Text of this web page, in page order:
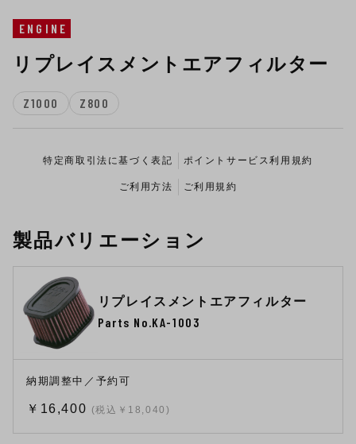
ENGINE
リプレイスメントエアフィルター
Z1000 Z800
特定商取引法に基づく表記 ポイントサービス利用規約
ご利用方法 ご利用規約
製品バリエーション
リプレイスメントエアフィルター
Parts No.KA-1003
納期調整中／予約可
￥16,400 (税込￥18,040)